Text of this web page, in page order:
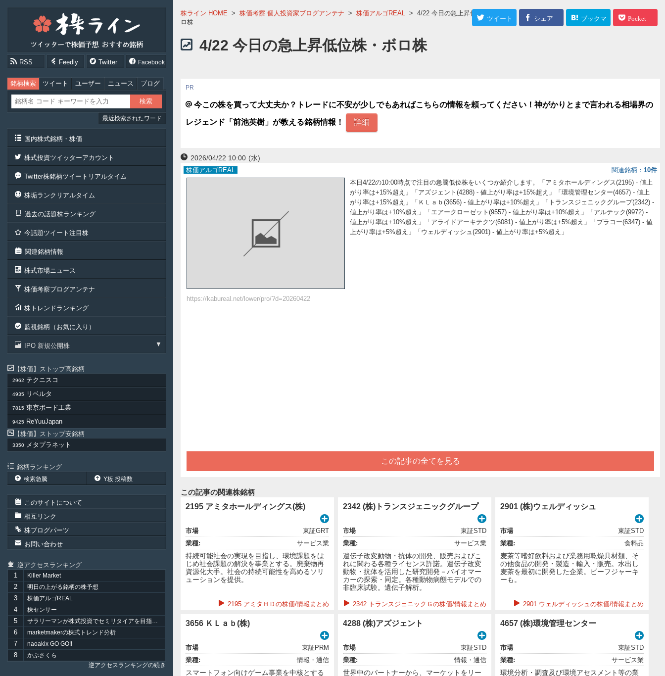
RSS Feedly Twitter Facebook
銘柄検索 ツイート ユーザー ニュース ブログ
最近検索されたワード
国内株式銘柄・株価
株式投資ツイッターアカウント
Twitter株銘柄ツイートリアルタイム
株垢ランクリアルタイム
過去の話題株ランキング
今話題ツイート注目株
関連銘柄情報
株式市場ニュース
株価考察ブログアンテナ
株トレンドランキング
監視銘柄（お気に入り）
IPO 新規公開株
株価 ストップ高銘柄
2962 テクニスコ
4935 リベルタ
7815 東京ボード工業
9425
ReYuuJapan
株価
ストップ安銘柄
3350 メタプラネット
銘柄ランキング
検索急騰 Y板 投稿数
このサイトについて
相互リンク
株ブログパーツ
お問い合わせ
逆アクセスランキング
1
Killer Market
2 明日の上がる銘柄の株予想
3 株価アルゴREAL
4 株センサー
5 サラリーマンが株式投資でセミリタイアを目指してみました。
6 marketmakerの株式トレンド分析
7 naoakix GO GO!!
8
かぶさくら
逆アクセスランキングの続き
株ライン HOME > 株価考察 個人投資家ブログアンテナ > 株価アルゴREAL > 4/22 今日の急上昇低位株・ボ
ロ株
ツイート シェア ブックマ Pocket
4/22 今日の急上昇低位株・ボロ株
今この株を買って大丈夫か？トレードに不安が少しでもあればこちらの情報を頼ってください！神がかりとまで言われる相場界の
レジェンド「前池英樹」が教える銘柄情報！ 詳細
2026/04/22 10:00 (水)
株価アルゴREAL 関連銘柄
10件
本日4/22の10:00時点で注目の急騰低位株をいくつか紹介します。「アミタホールディングス(2195) - 値上
がり率は+15%超え」「アズジェント(4288) - 値上がり率は+15%超え」「環境管理センター(4657) - 値上
がり率は+15%超え」「ＫＬａｂ(3656) - 値上がり率は+10%超え」「トランスジェニックグループ(2342) -
値上がり率は+10%超え」「エアークローゼット(9557) - 値上がり率は+10%超え」「アルテック(9972) -
値上がり率は+10%超え」「アライドアーキテクツ(6081) - 値上がり率は+5%超え」「プラコー(6347) - 値
上がり率は+5%超え」「ウェルディッシュ(2901) - 値上がり率は+5%超え」
https://kabureal.net/lower/pro/?d=20260422
この記事の全てを見る
この記事の関連株銘柄
2195 アミタホールディングス(株)
市場
東証GRT
業種:
サービス業
持続可能社会の実現を目指し、環境課題をは
じめ社会課題の解決を事業とする。廃棄物再
資源化大手。社会の持続可能性を高めるソリ
ューションを提供。
2195 アミタＨＤの株価/情報まとめ
2342 (株)トランスジェニックグループ
市場
東証STD
業種:
サービス業
遺伝子改変動物・抗体の開発、販売およびこ
れに関わる各種ライセンス許諾。遺伝子改変
動物・抗体を活用した研究開発－バイオマー
カーの探索・同定。各種動物病態モデルでの
非臨床試験。遺伝子解析。
2342 トランスジェニックＧの株価/情報まとめ
2901 (株)ウェルディッシュ
市場
東証STD
業種:
食料品
麦茶等嗜好飲料および業務用乾燥具材類、そ
の他食品の開発・製造・輸入・販売。水出し
麦茶を最初に開発した企業。ビーフジャーキ
ーも。
2901 ウェルディッシュの株価/情報まとめ
3656 ＫＬａｂ(株)
市場
東証PRM
業種:
情報・通信
スマートフォン向けゲーム事業を中核とする
4288 (株)アズジェント
市場
東証STD
業種:
情報・通信
世界中のパートナーから、マーケットをリー
4657 (株)環境管理センター
市場
東証STD
業種:
サービス業
環境分析・調査及び環境アセスメント等の業